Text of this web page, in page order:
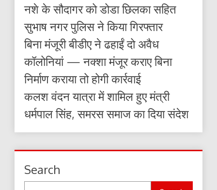
नशे के सौदागर को डोडा छिलका सहित
सुभाष नगर पुलिस ने किया गिरफ्तार
बिना मंजूरी बीडीए ने ढहाईं दो अवैध
कॉलोनियां — नक्शा मंजूर कराए बिना
निर्माण कराया तो होगी कार्रवाई
कलश वंदन यात्रा में शामिल हुए मंत्री
धर्मपाल सिंह, समरस समाज का दिया संदेश
Search